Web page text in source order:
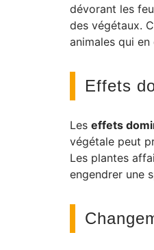
dévorant les
des végétaux.
animales qui
Effets
Les effets
végétale peut
Les plantes
engendrer une